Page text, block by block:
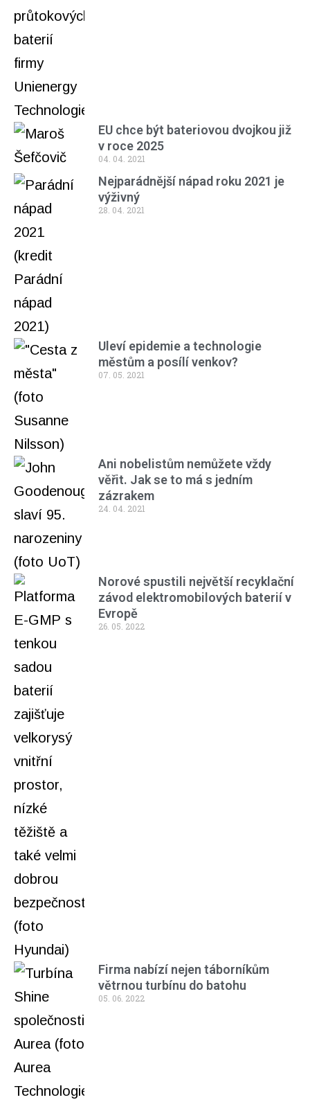
EU chce být bateriovou dvojkou již
v roce 2025
04. 04. 2021
Nejparádnější nápad roku 2021 je
výživný
28. 04. 2021
Uleví epidemie a technologie
městům a posílí venkov?
07. 05. 2021
Ani nobelistům nemůžete vždy
věřit. Jak se to má s jedním
zázrakem
24. 04. 2021
Norové spustili největší recyklační
závod elektromobilových baterií v
Evropě
26. 05. 2022
Firma nabízí nejen táborníkům
větrnou turbínu do batohu
05. 06. 2022